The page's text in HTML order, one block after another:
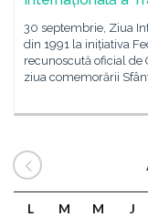
30 septembrie, Ziua
din 1991 la inițiativa
recunoscută oficial de
ziua comemorării
L M M J